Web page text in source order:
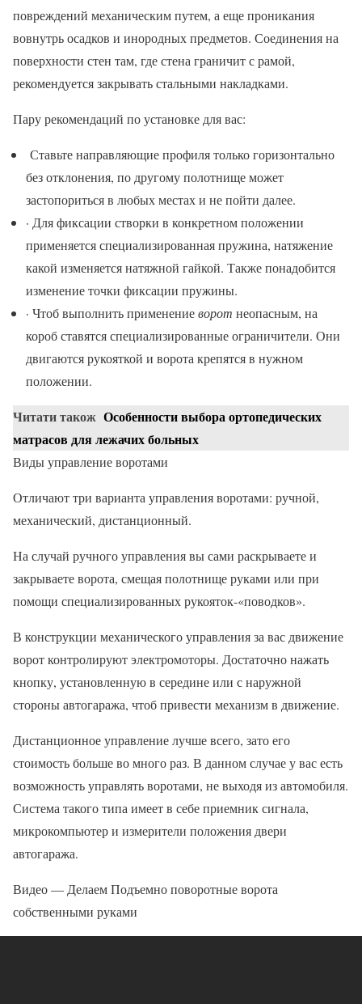
повреждений механическим путем, а еще проникания
вовнутрь осадков и инородных предметов. Соединения на
поверхности стен там, где стена граничит с рамой,
рекомендуется закрывать стальными накладками.
Пару рекомендаций по установке для вас:
Ставьте направляющие профиля только горизонтально
без отклонения, по другому полотнище может
застопориться в любых местах и не пойти далее.
· Для фиксации створки в конкретном положении
применяется специализированная пружина, натяжение
какой изменяется натяжной гайкой. Также понадобится
изменение точки фиксации пружины.
· Чтоб выполнить применениеворот неопасным, на
короб ставятся специализированные ограничители. Они
двигаются рукояткой и ворота крепятся в нужном
положении.
Читати також Особенности выбора ортопедических
матрасов для лежачих больных
Виды управление воротами
Отличают три варианта управления воротами: ручной,
механический, дистанционный.
На случай ручного управления вы сами раскрываете и
закрываете ворота, смещая полотнище руками или при
помощи специализированных рукояток-«поводков».
В конструкции механического управления за вас движение
ворот контролируют электромоторы. Достаточно нажать
кнопку, установленную в середине или с наружной
стороны автогаража, чтоб привести механизм в движение.
Дистанционное управление лучше всего, зато его
стоимость больше во много раз. В данном случае у вас есть
возможность управлять воротами, не выходя из автомобиля.
Система такого типа имеет в себе приемник сигнала,
микрокомпьютер и измерители положения двери
автогаража.
Видео — Делаем Подъемно поворотные ворота
собственными руками